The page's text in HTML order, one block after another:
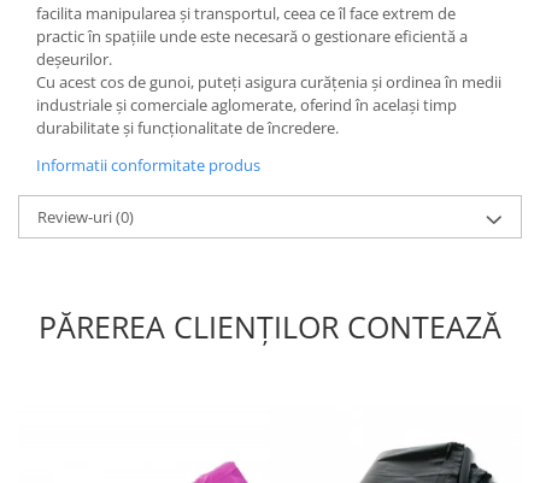
facilita manipularea și transportul, ceea ce îl face extrem de
practic în spațiile unde este necesară o gestionare eficientă a
deșeurilor.
Cu acest cos de gunoi, puteți asigura curățenia și ordinea în medii
industriale și comerciale aglomerate, oferind în același timp
durabilitate și funcționalitate de încredere.
Informatii conformitate produs
Review-uri(0)
PĂREREA CLIENȚILOR CONTEAZĂ